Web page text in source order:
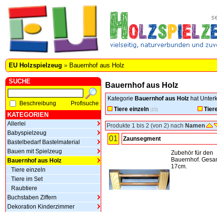
EU Holzspielzeug » Bauernhof aus Holz
SUCHE
Beschreibung Profisuche
KATEGORIEN
Allerlei
Babyspielzeug
Bastelbedarf Bastelmaterial
Bauen mit Spielzeug
Bauernhof aus Holz
Tiere einzeln
Tiere im Set
Raubtiere
Buchstaben Ziffern
Dekoration Kinderzimmer
Bauernhof aus Holz
Kategorie Bauernhof aus Holz hat
Tiere einzeln (15)
Produkte 1 bis 2 (von 2) nach Namen
01 Zaunsegment
Zubehör für den
Bauernhof.
17cm.